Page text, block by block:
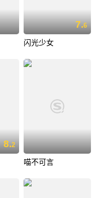
7.6
闪光少女
8.2
喵不可言